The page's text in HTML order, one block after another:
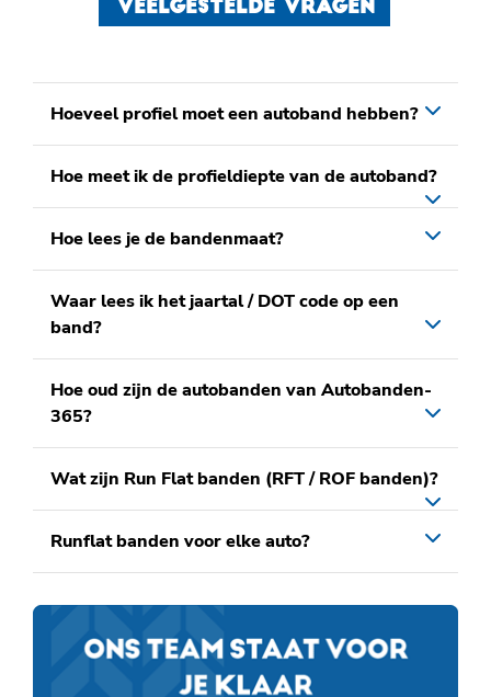
VEELGESTELDE VRAGEN
Hoeveel profiel moet een autoband hebben?
Hoe meet ik de profieldiepte van de autoband?
Hoe lees je de bandenmaat?
Waar lees ik het jaartal / DOT code op een
band?
Hoe oud zijn de autobanden van Autobanden-
365?
Wat zijn Run Flat banden (RFT / ROF banden)?
Runflat banden voor elke auto?